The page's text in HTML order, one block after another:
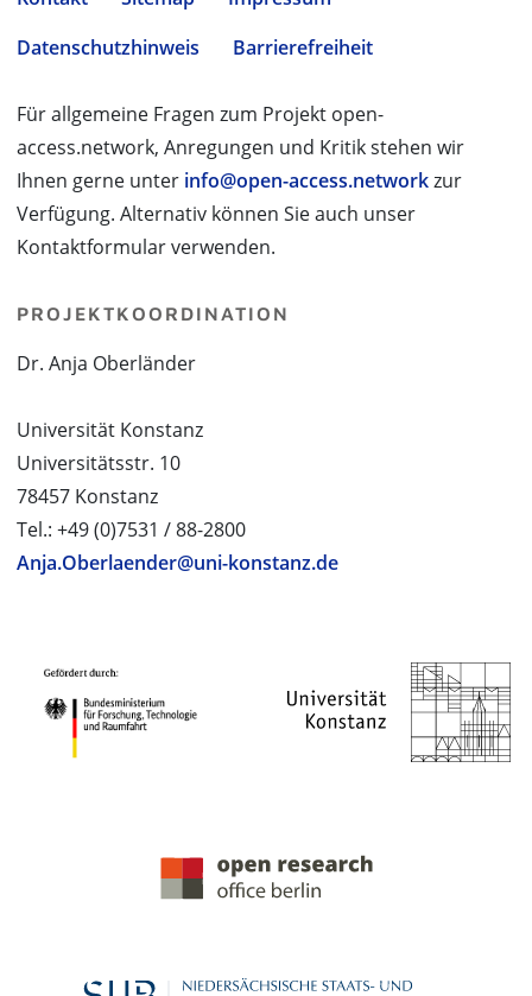
Datenschutzhinweis
Barrierefreiheit
Für allgemeine Fragen zum Projekt open-
access.network, Anregungen und Kritik stehen wir
Ihnen gerne unter info@open-access.networkzur
Verfügung. Alternativ können Sie auch unser
Kontaktformular verwenden.
PROJEKTKOORDINATION
Dr. Anja Oberländer
Universität Konstanz
Universitätsstr. 10
78457 Konstanz
Tel.: +49 (0)7531 / 88-2800
Anja.Oberlaender@uni-konstanz.de